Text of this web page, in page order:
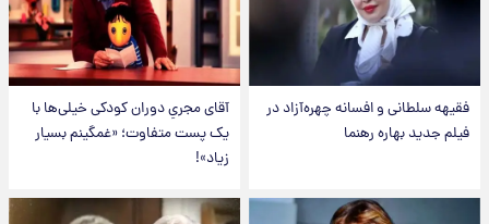
فقیهه سلطانی و افسانه چهره‌آزاد در
فیلم جدید بهاره رهنما
آقای مجریِ دوران کودکی خیلی‌ها با
یک پست متفاوت؛ «غمگینم بسیار
زیاد»!